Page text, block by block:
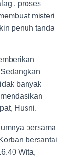
proses
misteri
penuh tanda
banyak
Husni.
bersama
bersantai
Wita,